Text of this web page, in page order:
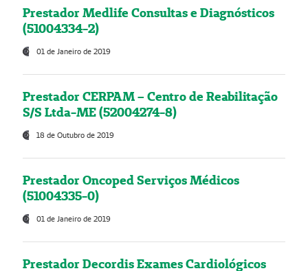
Prestador Medlife Consultas e Diagnósticos
(51004334-2)
01 de Janeiro de 2019
Prestador CERPAM – Centro de Reabilitação
S/S Ltda-ME (52004274-8)
18 de Outubro de 2019
Prestador Oncoped Serviços Médicos
(51004335-0)
01 de Janeiro de 2019
Prestador Decordis Exames Cardiológicos